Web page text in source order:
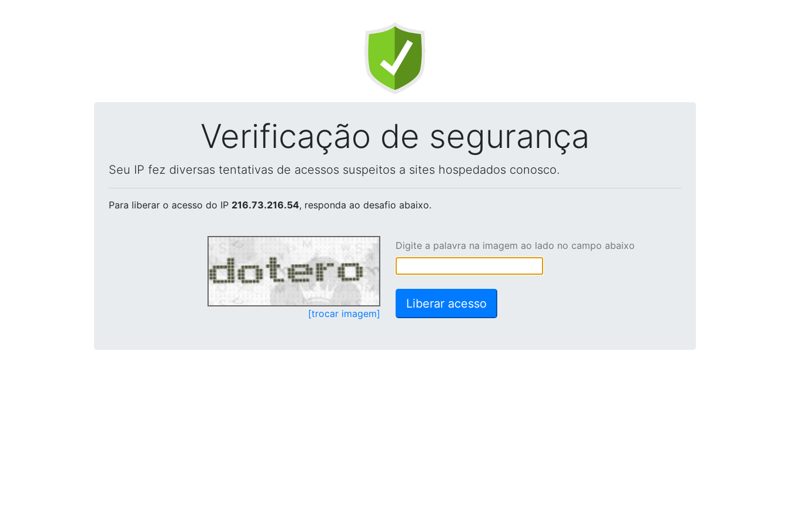
Verificação de segurança
Seu IP fez diversas tentativas de acessos suspeitos a sites hospedados conosco.
Para liberar o acesso do IP 216.73.216.54, responda ao desafio abaixo.
[trocar imagem]
Digite a palavra na imagem ao lado no campo abaixo